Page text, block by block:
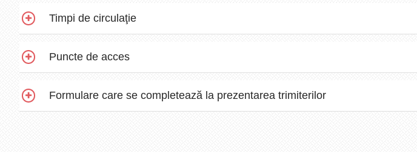
Timpi de circulaţie
Puncte de acces
Formulare care se completează la prezentarea trimiterilor